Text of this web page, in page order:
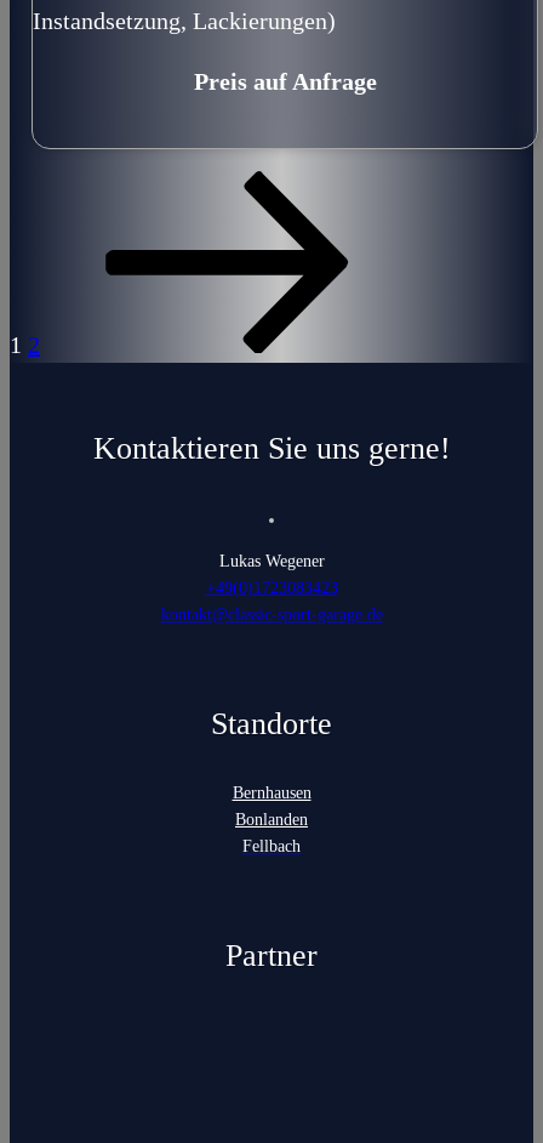
Instandsetzung, Lackierungen)
Preis auf Anfrage
1 2
Kontaktieren Sie uns gerne!
Lukas Wegener
+49(0)1723083423
kontakt@classic-sport-garage.de
Standorte
Bernhausen
Bonlanden
Fellbach
Partner